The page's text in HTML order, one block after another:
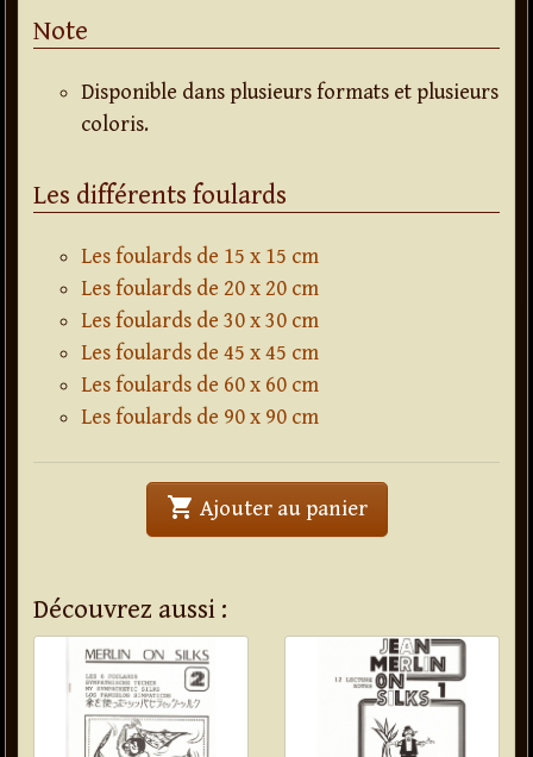
Note
Disponible dans plusieurs formats et plusieurs
coloris.
Les différents foulards
Les foulards de 15 x 15 cm
Les foulards de 20 x 20 cm
Les foulards de 30 x 30 cm
Les foulards de 45 x 45 cm
Les foulards de 60 x 60 cm
Les foulards de 90 x 90 cm
shopping_cart Ajouter au panier' . Foulard en
Découvrez aussi :